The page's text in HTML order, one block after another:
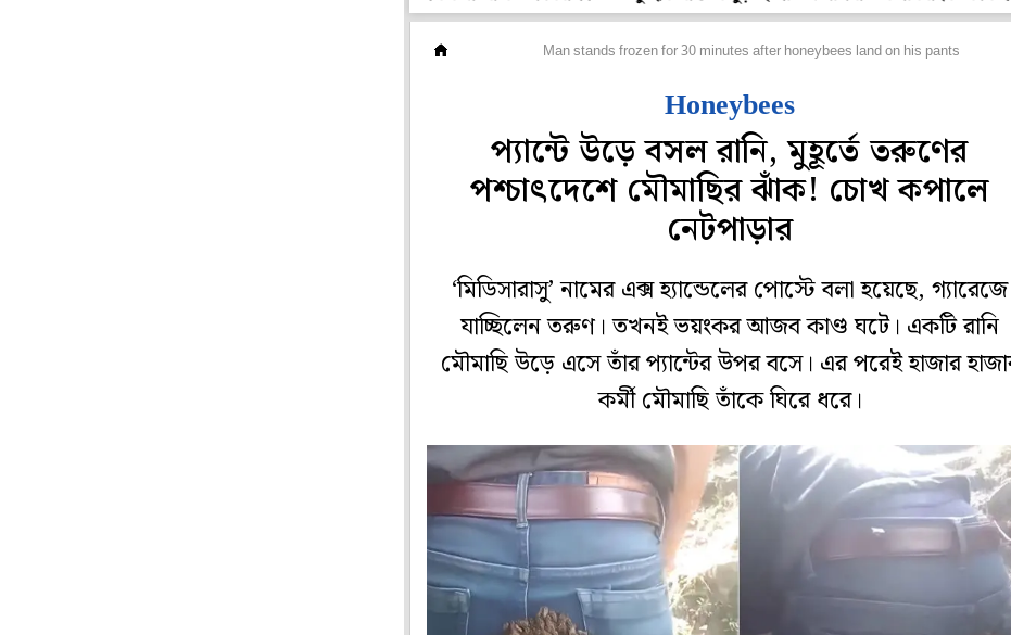
Man stands frozen for 30 minutes after honeybees land on his pants
Honeybees
প্যান্টে উড়ে বসল রানি, মুহূর্তে তরুণের
পশ্চাৎদেশে মৌমাছির ঝাঁক! চোখ কপালে
নেটপাড়ার
‘মিডিসারাসু’ নামের এক্স হ্যান্ডেলের পোস্টে বলা হয়েছে, গ্যারেজে
যাচ্ছিলেন তরুণ। তখনই ভয়ংকর আজব কাণ্ড ঘটে। একটি রানি
মৌমাছি উড়ে এসে তাঁর প্যান্টের উপর বসে। এর পরেই হাজার
কর্মী মৌমাছি তাঁকে ঘিরে ধরে।